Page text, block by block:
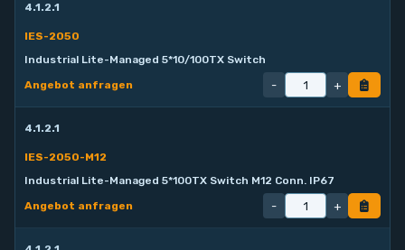
4.1.2.1
IES-2050
Industrial Lite-Managed 5*10/100TX Switch
Angebot anfragen
- +
4.1.2.1
IES-2050-M12
Industrial Lite-Managed 5*100TX Switch M12 Conn. IP67
Angebot anfragen
- +